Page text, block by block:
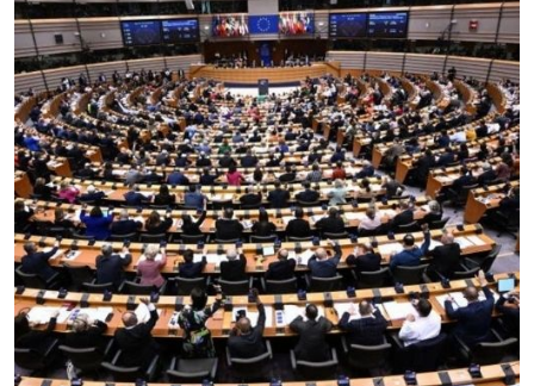
LOGÍSTICA DE CARGA LLAVE
EN MANO
Especificaciones:
cualquiera
Aplicar al Requerimiento
Empresa en Jalisco
Requiere:
LOGÍSTICA